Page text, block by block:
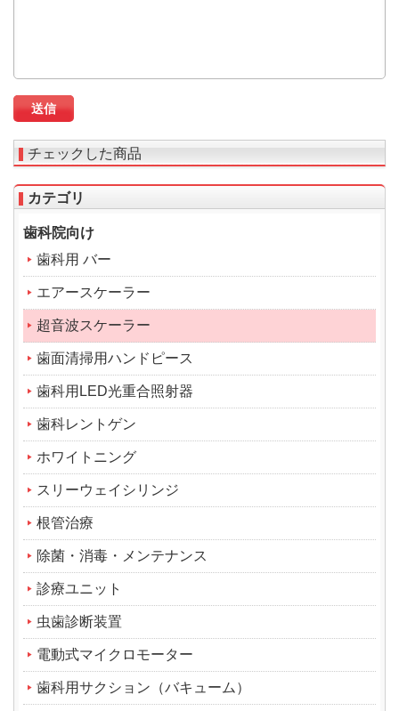
チェックした商品
カテゴリ
歯科院向け
歯科用 バー
エアースケーラー
超音波スケーラー
歯面清掃用ハンドピース
歯科用LED光重合照射器
歯科レントゲン
ホワイトニング
スリーウェイシリンジ
根管治療
除菌・消毒・メンテナンス
診療ユニット
虫歯診断装置
電動式マイクロモーター
歯科用サクション（バキューム）